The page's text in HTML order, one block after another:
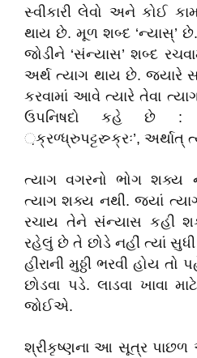
સ્વીકારી લેવો અને કોઈ
થાય છે. મૂળ શબ્દ ‘ન્યાસ્‌’
જોડીને ‘સંન્યાસ’ શબ્દ
અર્થ ત્યાગ થાય છે. જ્યારે
કરવામાં આવે ત્યારે તેવા
ઉપનિષદો કહે છે :
઼ક્રળ્ધ્રુપટ્ટસ્ર્ક્રઃ’, અર્થાત્‌
ત્યાગ વગરનો ભોગ શક્ય
ત્યાગ શક્ય નથી. જ્યાં
રચાય તેને સંન્યાસ કહી
રહેલું છે તે છોડે નહીં ત્યાં
હીરાની મુઠ્ઠી ભરવી હોય તો
છોડવા પડે. લાડવા ખાવા
જોઈએ.
શ્રીકૃષ્ણના આ સૂત્ર